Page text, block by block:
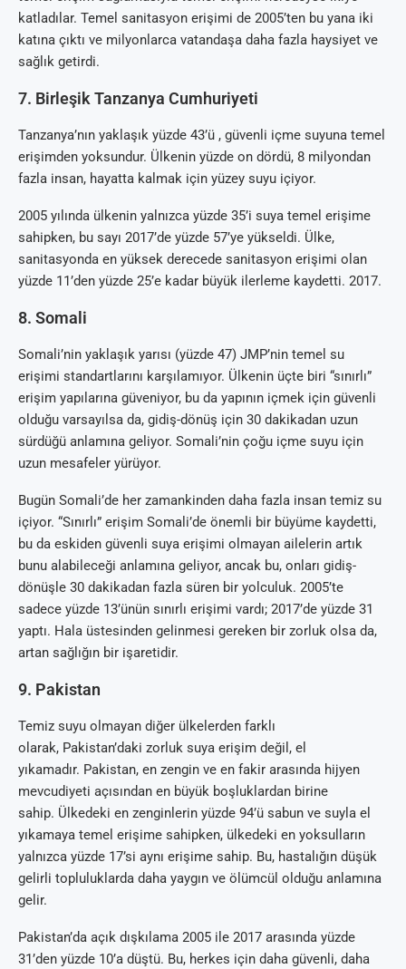
katladılar. Temel sanitasyon erişimi de 2005’ten bu yana iki
katına çıktı ve milyonlarca vatandaşa daha fazla haysiyet ve
sağlık getirdi.
7. Birleşik Tanzanya Cumhuriyeti
Tanzanya’nın yaklaşık yüzde 43’ü , güvenli içme suyuna temel
erişimden yoksundur. Ülkenin yüzde on dördü, 8 milyondan
fazla insan, hayatta kalmak için yüzey suyu içiyor.
2005 yılında ülkenin yalnızca yüzde 35’i suya temel erişime
sahipken, bu sayı 2017’de yüzde 57’ye yükseldi. Ülke,
sanitasyonda en yüksek derecede sanitasyon erişimi olan
yüzde 11’den yüzde 25’e kadar büyük ilerleme kaydetti. 2017.
8. Somali
Somali’nin yaklaşık yarısı (yüzde 47) JMP’nin temel su
erişimi standartlarını karşılamıyor. Ülkenin üçte biri “sınırlı”
erişim yapılarına güveniyor, bu da yapının içmek için güvenli
olduğu varsayılsa da, gidiş-dönüş için 30 dakikadan uzun
sürdüğü anlamına geliyor. Somali’nin çoğu içme suyu için
uzun mesafeler yürüyor.
Bugün Somali’de her zamankinden daha fazla insan temiz su
içiyor. “Sınırlı” erişim Somali’de önemli bir büyüme kaydetti,
bu da eskiden güvenli suya erişimi olmayan ailelerin artık
bunu alabileceği anlamına geliyor, ancak bu, onları gidiş-
dönüşle 30 dakikadan fazla süren bir yolculuk. 2005’te
sadece yüzde 13’ünün sınırlı erişimi vardı; 2017’de yüzde 31
yaptı. Hala üstesinden gelinmesi gereken bir zorluk olsa da,
artan sağlığın bir işaretidir.
9. Pakistan
Temiz suyu olmayan diğer ülkelerden farklı
olarak, Pakistan’daki zorluk suya erişim değil, el
yıkamadır. Pakistan, en zengin ve en fakir arasında hijyen
mevcudiyeti açısından en büyük boşluklardan birine
sahip. Ülkedeki en zenginlerin yüzde 94’ü sabun ve suyla el
yıkamaya temel erişime sahipken, ülkedeki en yoksulların
yalnızca yüzde 17’si aynı erişime sahip. Bu, hastalığın düşük
gelirli topluluklarda daha yaygın ve ölümcül olduğu anlamına
gelir.
Pakistan’da açık dışkılama 2005 ile 2017 arasında yüzde
31’den yüzde 10’a düştü. Bu, herkes için daha güvenli, daha